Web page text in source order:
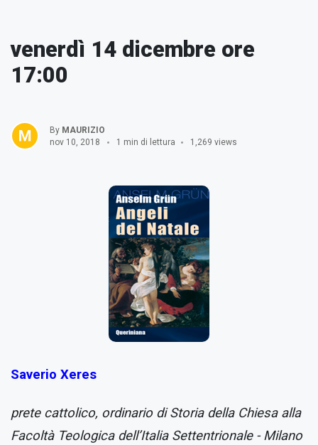
venerdì 14 dicembre ore
17:00
By MAURIZIO
nov 10, 2018
1 min di lettura 1,269 views
Saverio Xeres
prete cattolico, ordinario di Storia della Chiesa alla
Facoltà Teologica dell’Italia Settentrionale - Milano